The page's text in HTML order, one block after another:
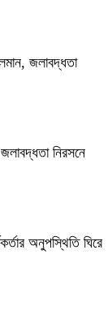
জলাবদ্ধতা
নিরসনে
অনুপস্থিতি ঘিরে